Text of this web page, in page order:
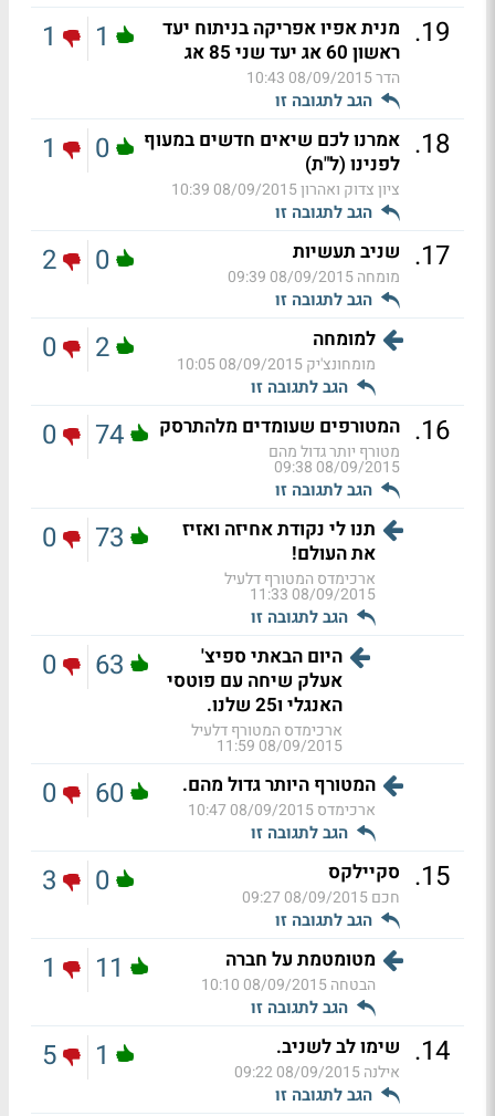
19
. מנית אפיו אפריקה בניתוח יעד
ראשון 60 אג יעד שני 85 אג
הדר08/09/2015 10:43
הגב לתגובה זו
1
1
18
. אמרנו לכם שיאים חדשים במעוף
לפנינו (ל"ת)
ציון צדוק ואהרון08/09/2015 10:39
הגב לתגובה זו
0
1
17
. שניב תעשיות
מומחה08/09/2015 09:39
הגב לתגובה זו
0
2
למומחה
מומחונצ'יק08/09/2015 10:05
הגב לתגובה זו
2
0
16
. המטורפים שעומדים מלהתרסק
מטורף יותר גדול מהם
08/09/2015 09:38
הגב לתגובה זו
74
0
תנו לי נקודת אחיזה ואזיז
את העולם!
ארכימדס המטורף דלעיל
08/09/2015 11:33
הגב לתגובה זו
73
0
היום הבאתי ספיצ'
אעלק שיחה עם פוטסי
האנגלי ו25 שלנו.
ארכימדס המטורף דלעיל
08/09/2015 11:59
63
0
המטורף היותר גדול מהם.
ארכימדס08/09/2015 10:47
הגב לתגובה זו
60
0
15
. סקיילקס
חכם08/09/2015 09:27
הגב לתגובה זו
0
3
מטומטמת על חברה
הבטחה08/09/2015 10:10
הגב לתגובה זו
11
1
14
. שימו לב לשניב.
אילנה08/09/2015 09:22
הגב לתגובה זו
1
5